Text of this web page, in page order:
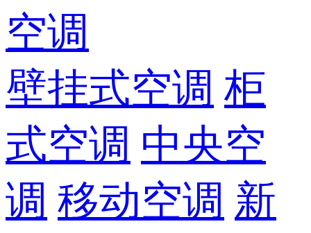
空调
壁挂式空调 柜
式空调 中央空
调 移动空调 新